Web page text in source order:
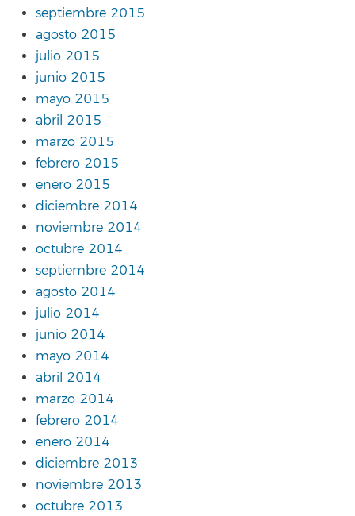
septiembre 2015
agosto 2015
julio 2015
junio 2015
mayo 2015
abril 2015
marzo 2015
febrero 2015
enero 2015
diciembre 2014
noviembre 2014
octubre 2014
septiembre 2014
agosto 2014
julio 2014
junio 2014
mayo 2014
abril 2014
marzo 2014
febrero 2014
enero 2014
diciembre 2013
noviembre 2013
octubre 2013